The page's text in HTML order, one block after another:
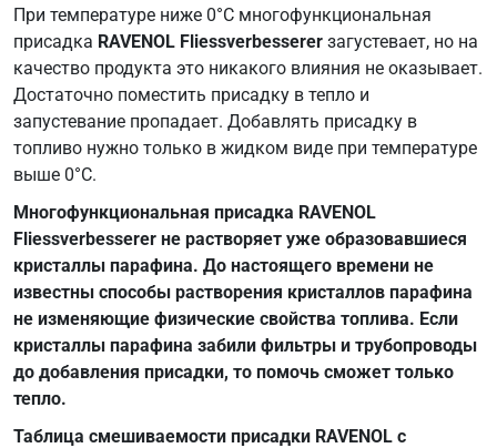
При температуре ниже 0°C многофункциональная
присадка RAVENOL Fliessverbesserer загустевает, но на
качество продукта это никакого влияния не оказывает.
Достаточно поместить присадку в тепло и
запустевание пропадает. Добавлять присадку в
топливо нужно только в жидком виде при температуре
выше 0°C.
Многофункциональная присадка RAVENOL
Fliessverbesserer не растворяет уже образовавшиеся
кристаллы парафина. До настоящего времени не
известны способы растворения кристаллов парафина
не изменяющие физические свойства топлива. Если
кристаллы парафина забили фильтры и трубопроводы
до добавления присадки, то помочь сможет только
тепло.
Таблица смешиваемости присадки RAVENOL с